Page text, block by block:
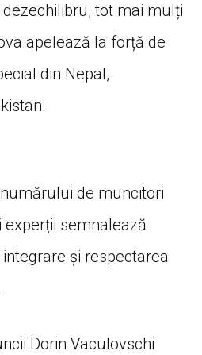
tot mai mulți
apelează la forță de
din Nepal,
de muncitori
semnalează
și respectarea
Dorin Vaculovschi